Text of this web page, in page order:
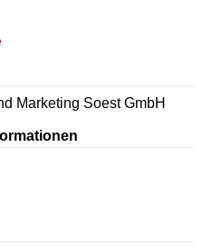
Marketing Soest GmbH